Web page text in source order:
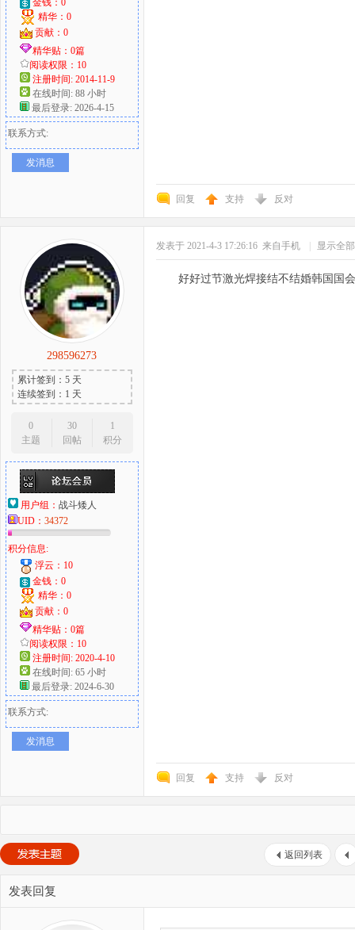
精华：0
贡献：0
精华贴：0篇
阅读权限：10
注册时间: 2014-11-9
在线时间: 88 小时
最后登录: 2026-4-15
联系方式:
发消息
回复 支持 反对
298596273
累计签到：5 天
连续签到：1 天
0
主题
30
回帖
1
积分
用户组： 战斗矮人
UID： 34372
积分信息:
浮云：10
金钱：0
精华：0
贡献：0
精华贴：0篇
阅读权限：10
注册时间: 2020-4-10
在线时间: 65 小时
最后登录: 2024-6-30
联系方式:
发消息
发表于 2021-4-3 17:26:16 来自手机 显示全
好好过节激光焊接结不结婚韩国国
回复 支持 反对
返回列表
发表回复